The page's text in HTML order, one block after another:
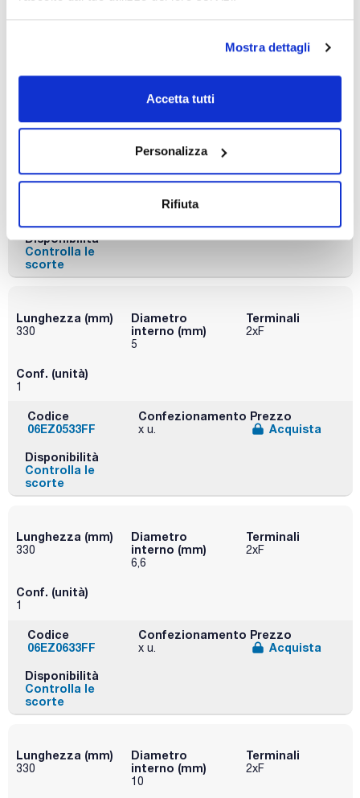
Mostra dettagli
Accetta tutti
Personalizza
Rifiuta
Disponibilità
Diametro
50
Confezionamento
Disponibilità
Controlla le
scorte
Lunghezza (mm)
330
Diametro
interno (mm)
5
Terminali
2xF
Conf. (unità)
1
Codice
06EZ0533FF
Confezionamento
x u.
Prezzo
Acquista
Disponibilità
Controlla le
scorte
Lunghezza (mm)
330
Diametro
interno (mm)
6,6
Terminali
2xF
Conf. (unità)
1
Codice
06EZ0633FF
Confezionamento
x u.
Prezzo
Acquista
Disponibilità
Controlla le
scorte
Lunghezza (mm)
330
Diametro
interno (mm)
10
Terminali
2xF